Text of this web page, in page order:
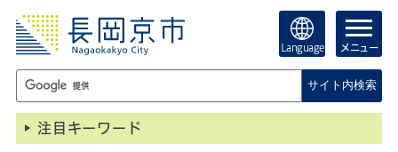
Language メニュー
サイト内検索
注目キーワード